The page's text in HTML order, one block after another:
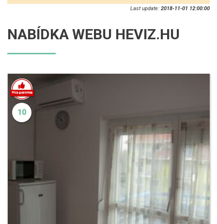
Last update: 2018-11-01 12:00:00
NABÍDKA WEBU HEVIZ.HU
10